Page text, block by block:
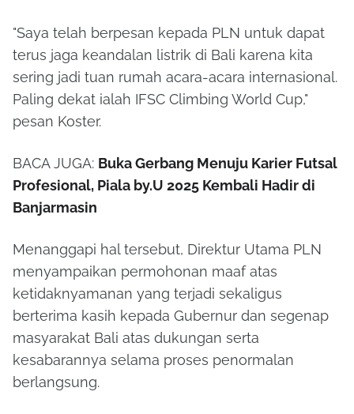
"Saya telah berpesan kepada PLN untuk dapat
terus jaga keandalan listrik di Bali karena kita
sering jadi tuan rumah acara-acara internasional.
Paling dekat ialah IFSC Climbing World Cup,"
pesan Koster.
BACA JUGA: Buka Gerbang Menuju Karier Futsal
Profesional, Piala by.U 2025 Kembali Hadir di
Banjarmasin
Menanggapi hal tersebut, Direktur Utama PLN
menyampaikan permohonan maaf atas
ketidaknyamanan yang terjadi sekaligus
berterima kasih kepada Gubernur dan segenap
masyarakat Bali atas dukungan serta
kesabarannya selama proses penormalan
berlangsung.